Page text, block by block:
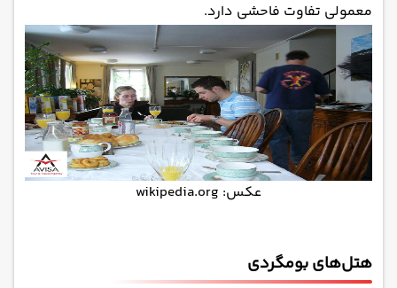
معمولی تفاوت فاحشی دارد.
عکس: wikipedia.org
هتل‌های بومگردی